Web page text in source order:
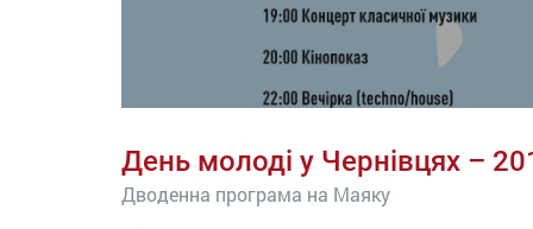
День молоді у Чернівцях –
Дводенна програма на Маяку